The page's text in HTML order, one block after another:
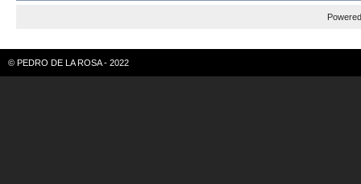
© PEDRO DE LA ROSA - 2022